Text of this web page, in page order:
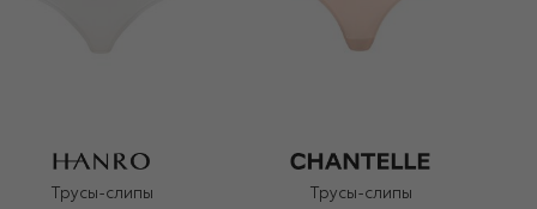
Трусы-слипы
Трусы-слипы